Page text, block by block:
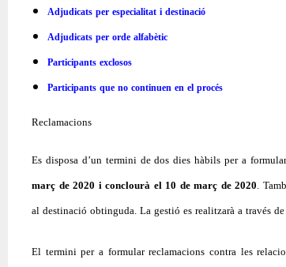
Adjudicats per especialitat i destinació
Adjudicats per orde alfabètic
Participants exclosos
Participants que no continuen en el procés
Reclamacions
Es disposa d’un termini de dos dies hàbils per a
març de 2020 i conclourà el 10 de març de 2020.
al destinació obtinguda. La gestió es realitzarà a través
El termini per a formular reclamacions contra les